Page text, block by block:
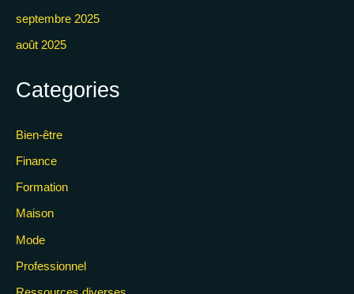
septembre 2025
août 2025
Categories
Bien-être
Finance
Formation
Maison
Mode
Professionnel